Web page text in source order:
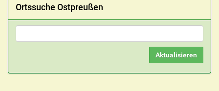
Ortssuche Ostpreußen